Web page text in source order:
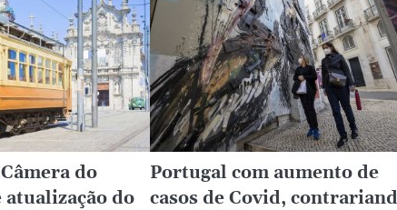
do
do
Portugal com aumento de
casos de Covid,